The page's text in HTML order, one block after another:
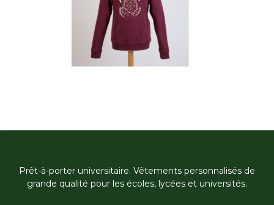
Prêt-à-porter universitaire. Vêtements personnalisés de
grande qualité pour les écoles, lycées et universités.